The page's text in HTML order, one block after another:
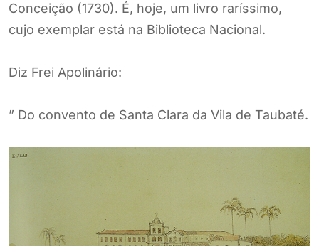
Conceição (1730). É, hoje, um livro raríssimo,
cujo exemplar está na Biblioteca Nacional.
Diz Frei Apolinário:
” Do convento de Santa Clara da Vila de Taubaté.